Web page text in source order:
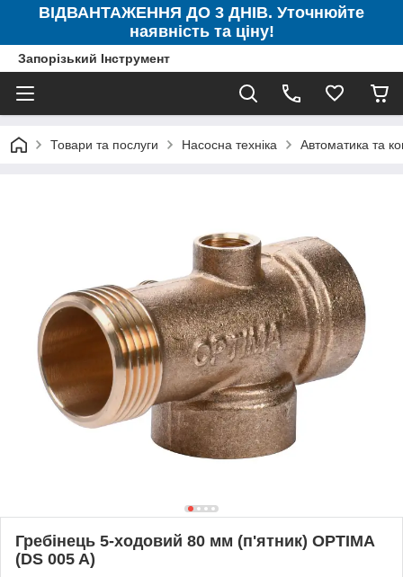
ВІДВАНТАЖЕННЯ ДО 3 ДНІВ. Уточнюйте
наявність та ціну!
Запорізький Інструмент
Товари та послуги Насосна техніка Автоматика та
Гребінець 5-ходовий 80 мм (п'ятник) OPTIMA
(DS 005 A)